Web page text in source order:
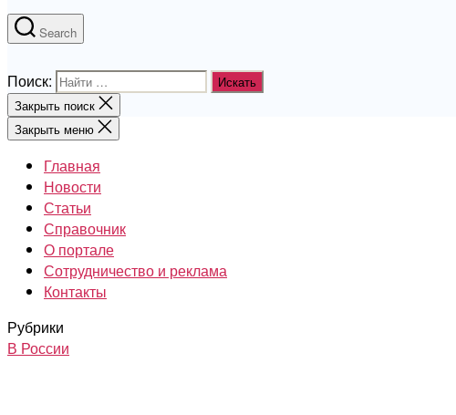
Search
Поиск:
Закрыть поиск
Закрыть меню
Главная
Новости
Статьи
Справочник
О портале
Сотрудничество и реклама
Контакты
Рубрики
В России